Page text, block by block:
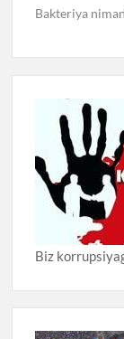
Bakteriya
Biz